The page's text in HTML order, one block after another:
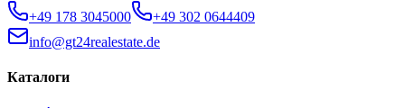
+49 178 3045000
+49 302 0644409
info@gt24realestate.de
Каталоги